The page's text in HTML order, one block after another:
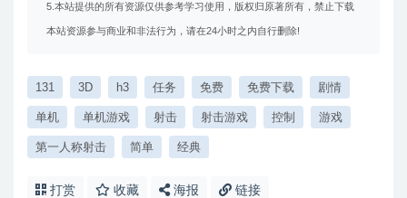
5.本站提供的所有资源仅供参考学习使用，版权归原著所有，禁止下载
本站资源参与商业和非法行为，请在24小时之内自行删除!
131 3D h3 任务 免费 免费下载 剧情
单机 单机游戏 射击 射击游戏 控制 游戏
第一人称射击 简单 经典
打赏 收藏 海报 链接